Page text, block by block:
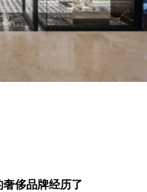
侈品牌经历了